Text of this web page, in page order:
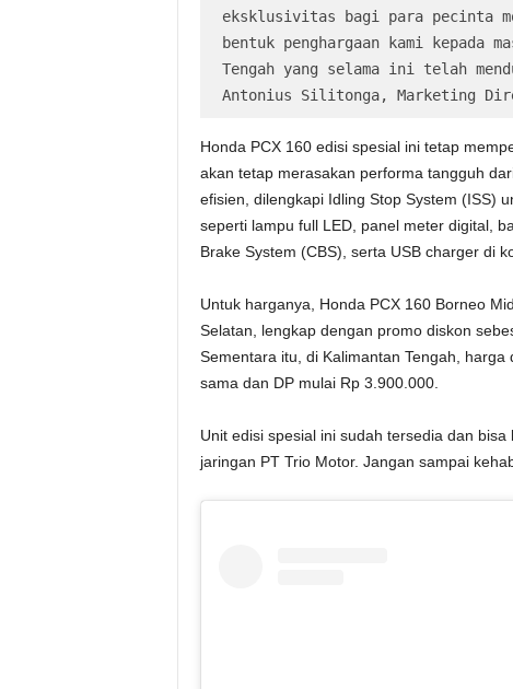
eksklusivitas bagi para pecinta
bentuk penghargaan kami kepada
Tengah yang selama ini telah
Antonius Silitonga, Marketing
Honda PCX 160 edisi spesial ini tetap
akan tetap merasakan performa tangguh
efisien, dilengkapi Idling Stop System (ISS)
seperti lampu full LED, panel meter digital,
Brake System (CBS), serta USB charger di
Untuk harganya, Honda PCX 160 Borneo
Selatan, lengkap dengan promo diskon
Sementara itu, di Kalimantan Tengah,
sama dan DP mulai Rp 3.900.000.
Unit edisi spesial ini sudah tersedia dan
jaringan PT Trio Motor. Jangan sampai